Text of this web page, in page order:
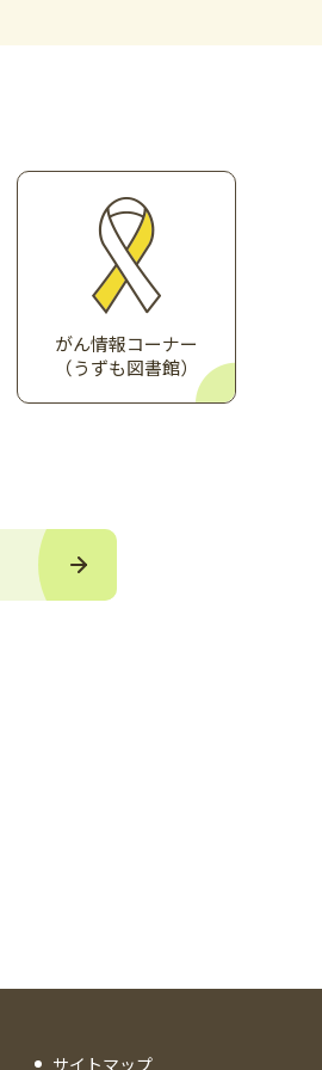
がん情報コーナー
（うずも図書館）
サイトマップ